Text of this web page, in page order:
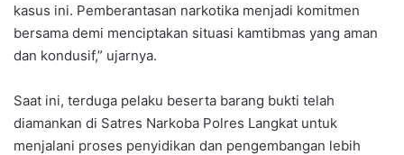
kasus ini. Pemberantasan narkotika menjadi komitmen
bersama demi menciptakan situasi kamtibmas yang aman
dan kondusif,” ujarnya.
Saat ini, terduga pelaku beserta barang bukti telah
diamankan di Satres Narkoba Polres Langkat untuk
menjalani proses penyidikan dan pengembangan lebih